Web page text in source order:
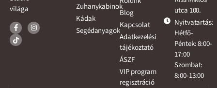
világa
Zuhanykabinok
Kádak
Segédanyagok
Blog
Kapcsolat
Adatkezelési
tájékoztató
ÁSZF
VIP program
regisztráció
utca 100.
Nyitvatartás:
Hétfő-
Péntek: 8:00-
17:00
Szombat:
8:00-13:00